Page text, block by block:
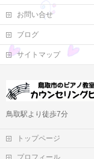
お問い合せ
ブログ
サイトマップ
鳥取駅より徒歩7分
トップページ
プロフィール